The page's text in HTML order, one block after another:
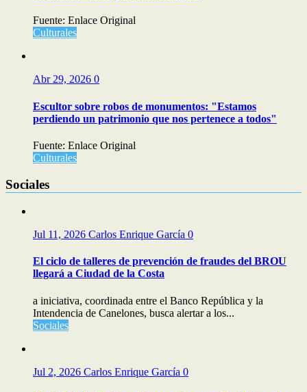
Fuente: Enlace Original
Culturales
Abr 29, 2026 0
Escultor sobre robos de monumentos: "Estamos
perdiendo un patrimonio que nos pertenece a todos"
Fuente: Enlace Original
Culturales
Sociales
Jul 11, 2026 Carlos Enrique García 0
El ciclo de talleres de prevención de fraudes del BROU
llegará a Ciudad de la Costa
a iniciativa, coordinada entre el Banco República y la
Intendencia de Canelones, busca alertar a los...
Sociales
Jul 2, 2026 Carlos Enrique García 0